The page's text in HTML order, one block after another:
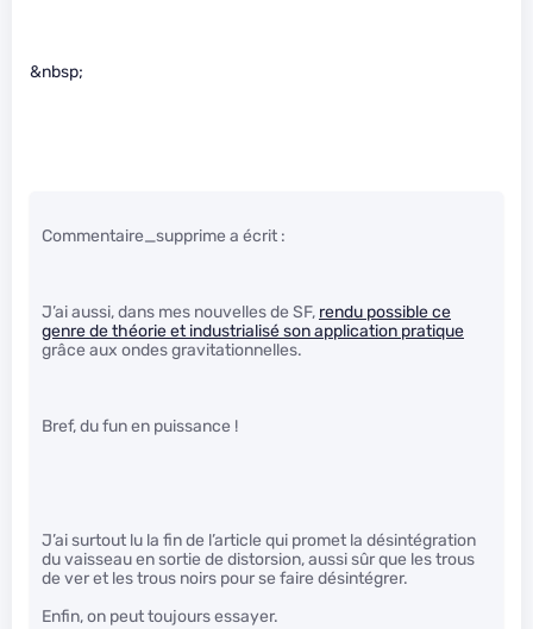
&nbsp;
Commentaire_supprime a écrit :
J’ai aussi, dans mes nouvelles de SF, rendu possible ce
genre de théorie et industrialisé son application pratique
grâce aux ondes gravitationnelles.
Bref, du fun en puissance !
J’ai surtout lu la fin de l’article qui promet la désintégration
du vaisseau en sortie de distorsion, aussi sûr que les trous
de ver et les trous noirs pour se faire désintégrer.
Enfin, on peut toujours essayer.